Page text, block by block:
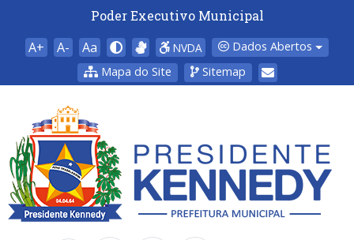
Poder Executivo Municipal
A+ A- Aa NVDA
Dados Abertos
Mapa do Site
Sitemap